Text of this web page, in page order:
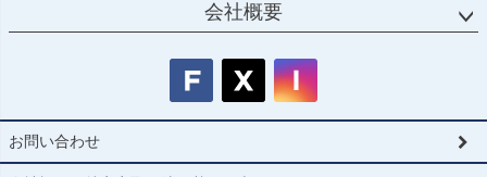
会社概要
お問い合わせ